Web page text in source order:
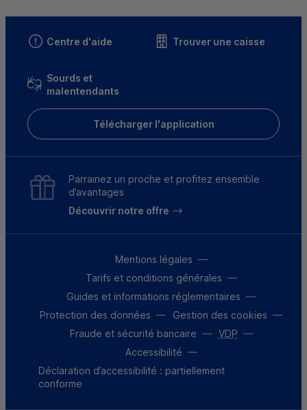
Centre d'aide Trouver une caisse
Sourds et
malentendants
Télécharger l'application
Parrainez un proche et profitez ensemble
d’avantages
Découvrir notre offre
Mentions légales
Tarifs et conditions générales
Guides et informations réglementaires
Protection des données
Gestion des cookies
Fraude et sécurité bancaire
VDP
Accessibilité
Déclaration d’accessibilité : partiellement
conforme